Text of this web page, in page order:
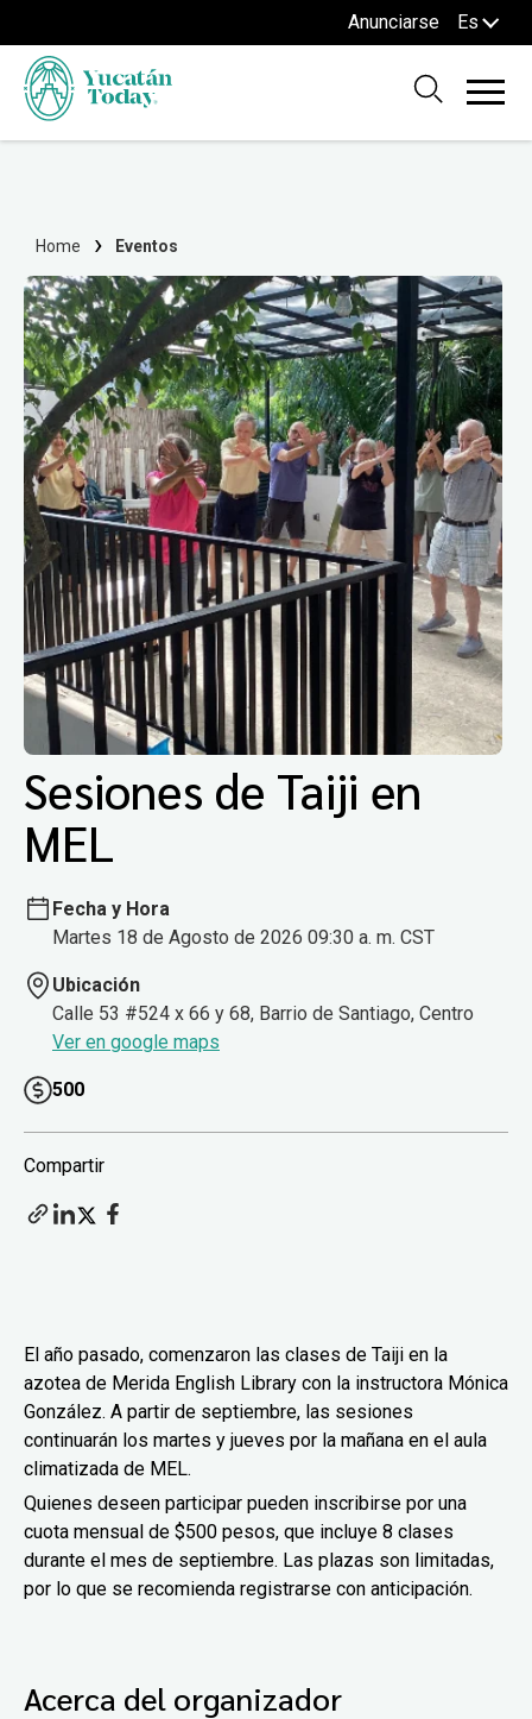
Anunciarse Es
Home Eventos
Sesiones de Taiji en
MEL
Fecha y Hora
Martes 18 de Agosto de 2026 09:30 a. m. CST
Ubicación
Calle 53 #524 x 66 y 68, Barrio de Santiago, Centro
Ver en google maps
500
Compartir
El año pasado, comenzaron las clases de Taiji en la
azotea de Merida English Library con la instructora Mónica
González. A partir de septiembre, las sesiones
continuarán los martes y jueves por la mañana en el aula
climatizada de MEL.
Quienes deseen participar pueden inscribirse por una
cuota mensual de $500 pesos, que incluye 8 clases
durante el mes de septiembre. Las plazas son limitadas,
por lo que se recomienda registrarse con anticipación.
Acerca del organizador